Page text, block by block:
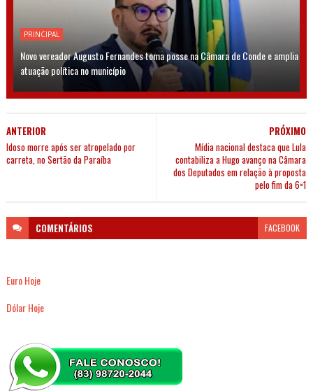
PRINCIPAL
Novo vereador Augusto Fernandes toma posse na Câmara de Conde e amplia
atuação política no município
PRÓXIMO
Mídia nacional destaca que Lula
contabiliza a Hugo avanço na Câmara
dos Deputados em relação à proposta
pelo fim da 6×1
ANTERIOR
Idoso morre após ser atropelado por
carreta, no Sertão da Paraíba
COMENTÁRIOS FACEBOOK
Euro Hoje
Dólar Hoje